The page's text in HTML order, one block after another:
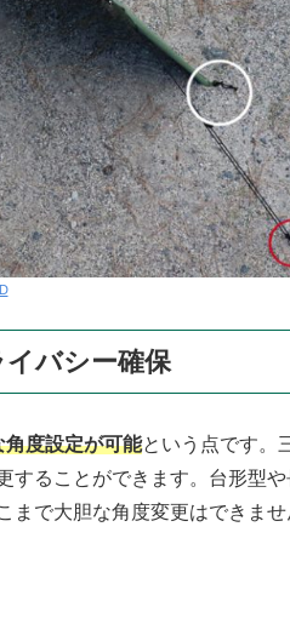
イバシー確保
度設定が可能という点です。
することができます。台形型
で大胆な角度変更はできませ